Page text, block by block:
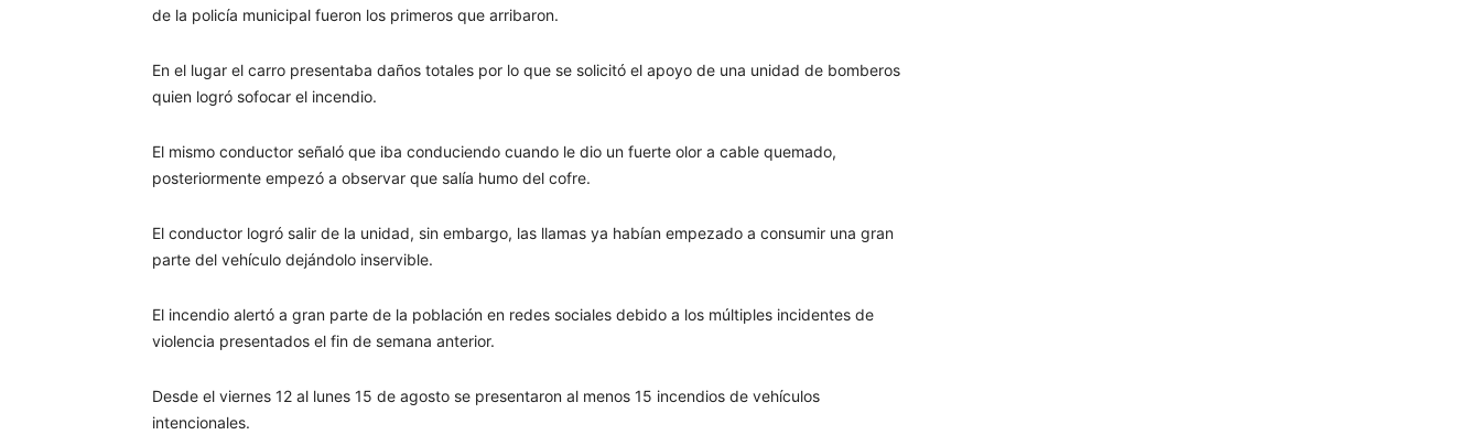
de la policía municipal fueron los primeros que arribaron.
En el lugar el carro presentaba daños totales por lo que se solicitó el apoyo de una unidad de bomberos
quien logró sofocar el incendio.
El mismo conductor señaló que iba conduciendo cuando le dio un fuerte olor a cable quemado,
posteriormente empezó a observar que salía humo del cofre.
El conductor logró salir de la unidad, sin embargo, las llamas ya habían empezado a consumir una gran
parte del vehículo dejándolo inservible.
El incendio alertó a gran parte de la población en redes sociales debido a los múltiples incidentes de
violencia presentados el fin de semana anterior.
Desde el viernes 12 al lunes 15 de agosto se presentaron al menos 15 incendios de vehículos
intencionales.